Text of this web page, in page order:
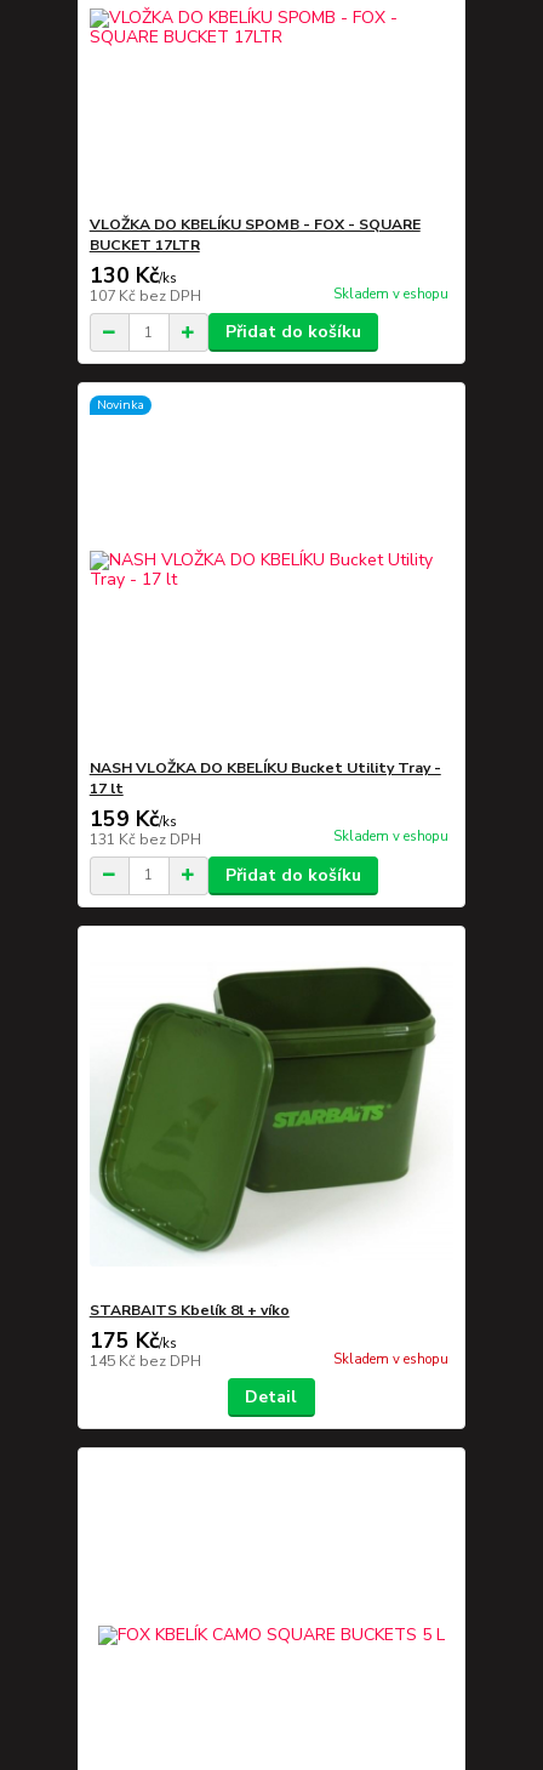
VLOŽKA DO KBELÍKU SPOMB - FOX - SQUARE
BUCKET 17LTR
130 Kč/ks
107 Kč bez DPH Skladem v eshopu
Přidat do košíku
Novinka
NASH VLOŽKA DO KBELÍKU Bucket Utility Tray -
17 lt
159 Kč/ks
131 Kč bez DPH Skladem v eshopu
Přidat do košíku
STARBAITS Kbelík 8l + víko
175 Kč/ks
145 Kč bez DPH Skladem v eshopu
Detail